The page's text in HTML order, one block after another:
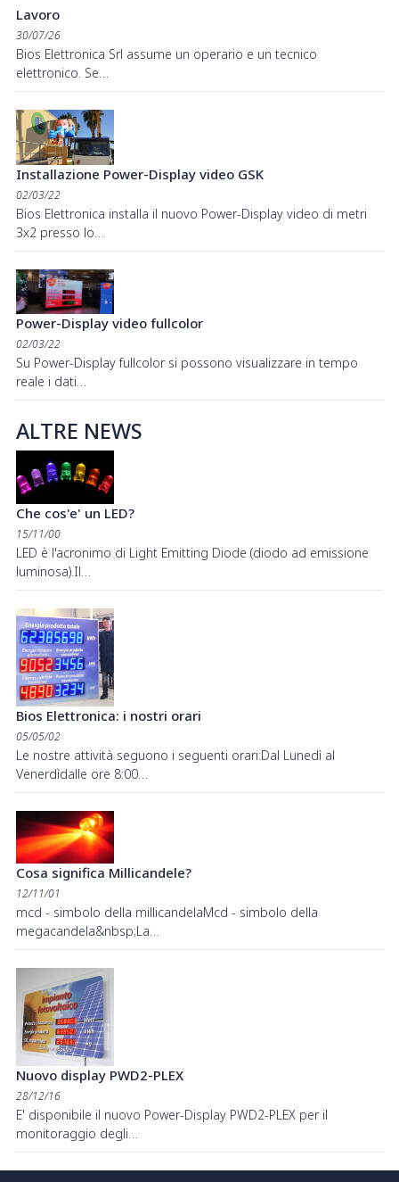
Lavoro
30/07/26
Bios Elettronica Srl assume un operario e un tecnico
elettronico. Se…
Installazione Power-Display video GSK
02/03/22
Bios Elettronica installa il nuovo Power-Display video di metri
3x2 presso lo…
Power-Display video fullcolor
02/03/22
Su Power-Display fullcolor si possono visualizzare in tempo
reale i dati…
ALTRE NEWS
Che cos'e' un LED?
15/11/00
LED è l'acronimo di Light Emitting Diode (diodo ad emissione
luminosa).Il…
Bios Elettronica: i nostri orari
05/05/02
Le nostre attività seguono i seguenti orari:Dal Lunedì al
Venerdìdalle ore 8:00…
Cosa significa Millicandele?
12/11/01
mcd - simbolo della millicandelaMcd - simbolo della
megacandela&nbsp;La…
Nuovo display PWD2-PLEX
28/12/16
E' disponibile il nuovo Power-Display PWD2-PLEX per il
monitoraggio degli…